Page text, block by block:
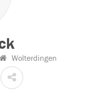
Wolterdingen